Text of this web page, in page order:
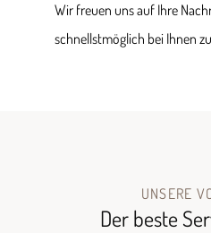
Wir freuen uns auf Ihre
schnellstmöglich bei Ihnen
UNSERE
Der beste